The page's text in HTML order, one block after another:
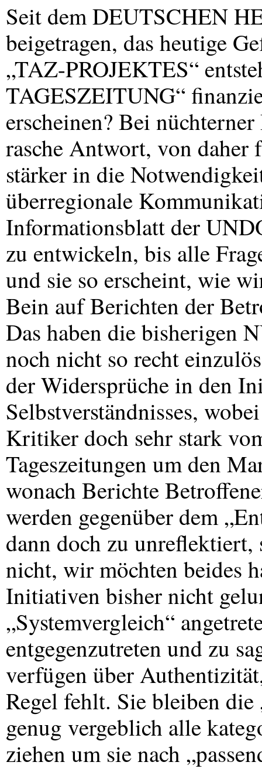
Seit demDEUTSCHEN
beigetragen, das heutige
„TAZ-PROJEKTES“
TAGESZEITUNG“
erscheinen? Bei
rasche Antwort, von
stärker in die
überregionale
Informationsblatt der
zu entwickeln, bis alle
und sie so erscheint, wie
Bein auf Berichten der
Das haben die bisherigen
noch nicht so recht
der Widersprüche in den
Selbstverständnisses,
Kritiker doch sehr stark
Tageszeitungen um den
wonach Berichte
werden gegenüber dem
dann doch zu
nicht, wir möchten beides
Initiativen bisher nicht
„Systemvergleich“
entgegenzutreten und zu
verfügen über
Regel fehlt. Sie bleiben die
genug vergeblich alle
ziehen um sie nach